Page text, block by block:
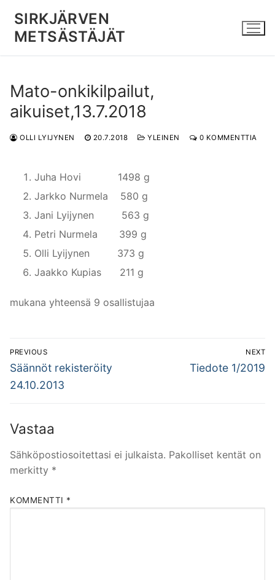
sisältöön
SIRKJÄRVEN
METSÄSTÄJÄT
Mato-onkikilpailut,
aikuiset,13.7.2018
OLLI LYIJYNEN 20.7.2018 YLEINEN 0 KOMMENTTIA
Juha Hovi 1498 g
Jarkko Nurmela 580 g
Jani Lyijynen 563 g
Petri Nurmela 399 g
Olli Lyijynen 373 g
Jaakko Kupias 211 g
mukana yhteensä 9 osallistujaa
Artikkelien
selaus
PREVIOUS
Previous
post:
Säännöt rekisteröity
24.10.2013
NEXT
Next
Tiedote 1/2019
Vastaa
Sähköpostiosoitettasi ei julkaista. Pakolliset kentät on
merkitty *
KOMMENTTI *